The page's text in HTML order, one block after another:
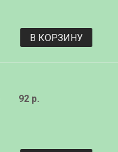
В КОРЗИНУ
92 р.